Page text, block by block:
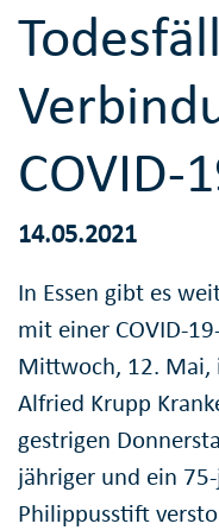
COVID-
14.05.2021
In Essen gibt es
mit einer COVID-
Mittwoch, 12. Mai,
Alfried Krupp
gestrigen
jähriger und ein
Philippusstift